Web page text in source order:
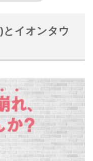
イオンタウ